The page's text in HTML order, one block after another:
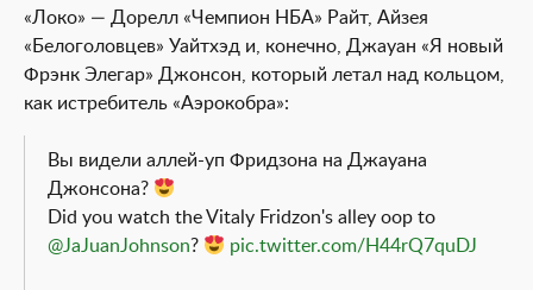
«Локо» — Дорелл «Чемпион НБА» Райт, Айзея
«Белоголовцев» Уайтхэд и, конечно, Джауан «Я новый
Фрэнк Элегар» Джонсон, который летал над кольцом,
как истребитель «Аэрокобра»:
Вы видели аллей-уп Фридзона на Джауана
Джонсона?
Did you watch the Vitaly Fridzon's alley oop to
@JaJuanJohnson? pic.twitter.com/H44rQ7quDJ